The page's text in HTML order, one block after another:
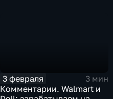
3 февраля
3 мин
Комментарии. Walmart и